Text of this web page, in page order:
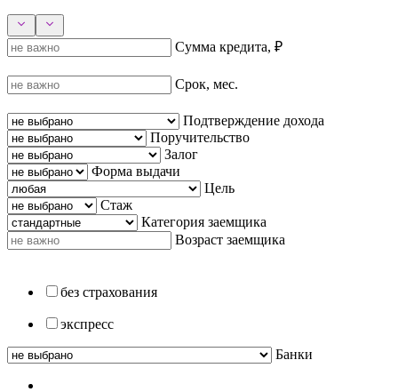
Сумма кредита, ₽
Срок, мес.
Подтверждение дохода
Поручительство
Залог
Форма выдачи
Цель
Стаж
Категория заемщика
Возраст заемщика
без страхования
экспресс
Банки